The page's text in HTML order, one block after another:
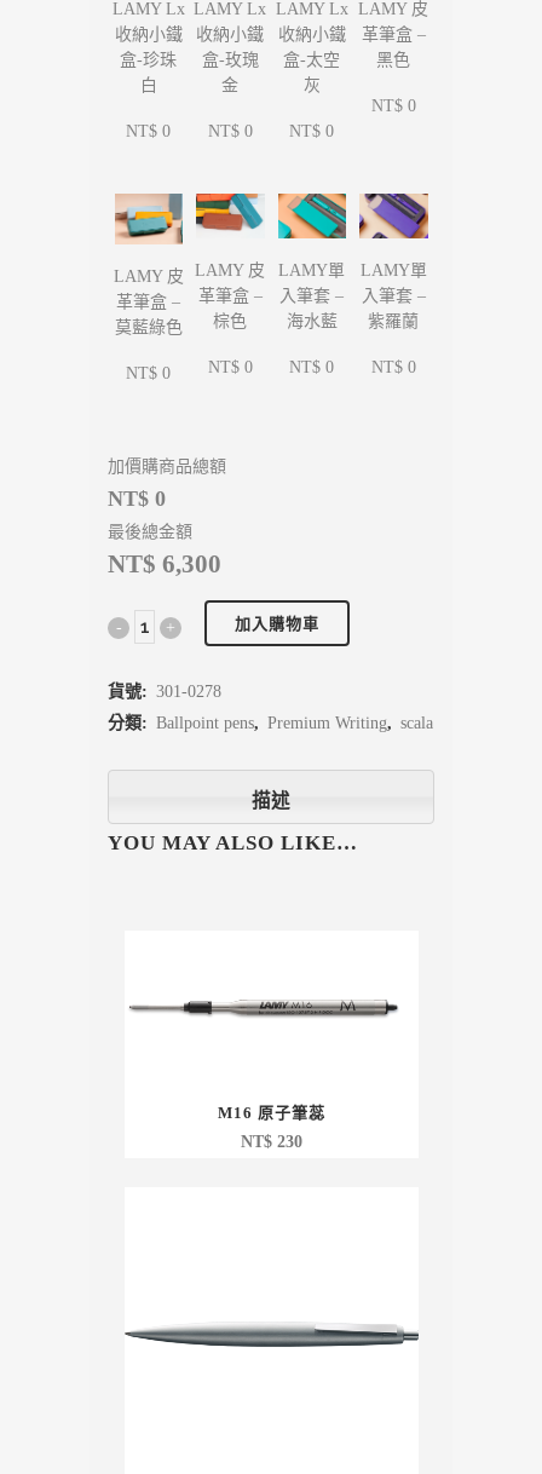
LAMY Lx
收納小鐵
盒-珍珠
白
NT$ 0
LAMY Lx
收納小鐵
盒-玫瑰
金
NT$ 0
LAMY Lx
收納小鐵
盒-太空
灰
NT$ 0
LAMY 皮
革筆盒 –
黑色
NT$ 0
LAMY 皮
革筆盒 –
莫藍綠色
NT$ 0
LAMY 皮
革筆盒 –
棕色
NT$ 0
LAMY單
入筆套 –
海水藍
NT$ 0
LAMY單
入筆套 –
紫羅蘭
NT$ 0
加價購商品總額
NT$ 0
最後總金額
NT$ 6,300
加入購物車
貨號: 301-0278
分類: Ballpoint pens, Premium Writing, scala
描述
YOU MAY ALSO LIKE…
M16 原子筆蕊
NT$230